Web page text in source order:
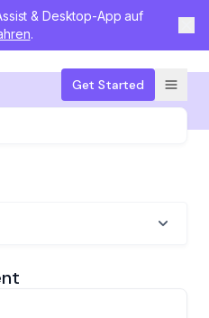
& Desktop-App auf
.
Get Started